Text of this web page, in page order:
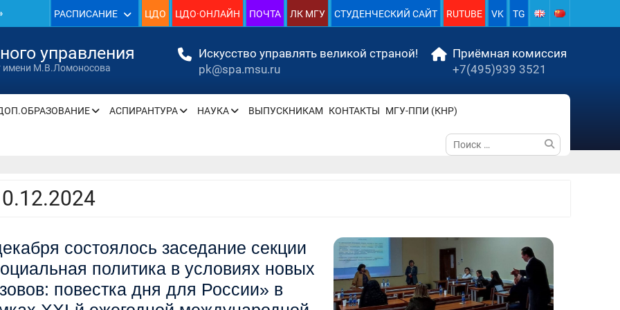
—
—
—
—
РАСПИСАНИЕ ЦДО ЦДО·ОНЛАЙН ПОЧТА ЛК МГУ СТУДЕНЧЕСКИЙ САЙТ RUTUBE VK TG
управления
имени М.В.Ломоносова
Искусство управлять великой страной!
pk@spa.msu.ru
Приёмная комиссия
+7(495)939 3521
АСПИРАНТУРА НАУКА ВЫПУСКНИКАМ КОНТАКТЫ МГУ-ППИ (КНР)
Поиск
по:
состоялось заседание секции
политика в условиях новых
повестка дня для России» в